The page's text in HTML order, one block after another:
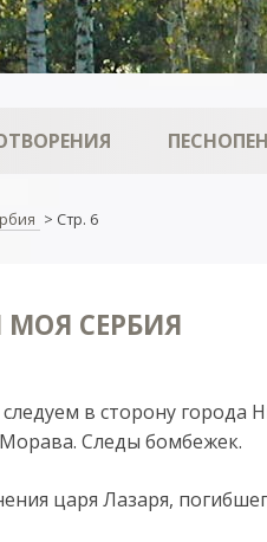
> Стр. 6
СЕРБИЯ
в сторону города
Следы бомбежек.
царя Лазаря,